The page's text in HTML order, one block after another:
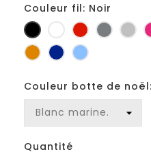
Couleur fil: Noir
Noir BlancRougeGris
foncé
OrangeMarineBleu
Couleur botte de
Quantité